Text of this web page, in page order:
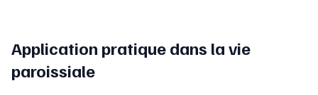
Application pratique dans la vie
paroissiale